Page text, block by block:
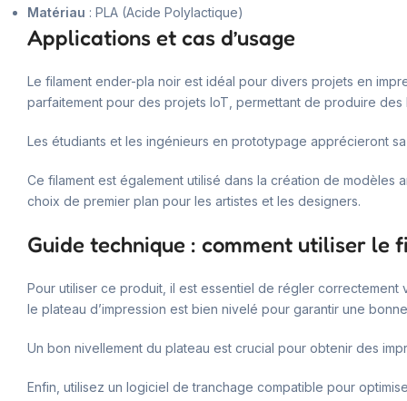
Matériau : PLA (Acide Polylactique)
Applications et cas d’usage
Le filament ender-pla noir est idéal pour divers projets en
parfaitement pour des projets IoT, permettant de produire
Les étudiants et les ingénieurs en prototypage apprécieront
Ce filament est également utilisé dans la création de modèles
choix de premier plan pour les artistes et les designers.
Guide technique : comment utiliser le
Pour utiliser ce produit, il est essentiel de régler correctement
le plateau d’impression est bien nivelé pour garantir une
Un bon nivellement du plateau est crucial pour obtenir des
Enfin, utilisez un logiciel de tranchage compatible pour